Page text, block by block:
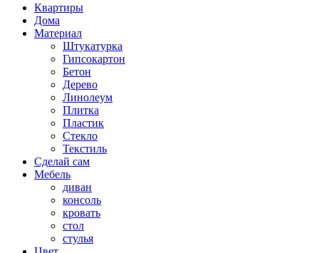
Квартиры
Дома
Материал
Штукатурка
Гипсокартон
Бетон
Дерево
Линолеум
Плитка
Пластик
Стекло
Текстиль
Сделай сам
Мебель
диван
консоль
кровать
стол
стулья